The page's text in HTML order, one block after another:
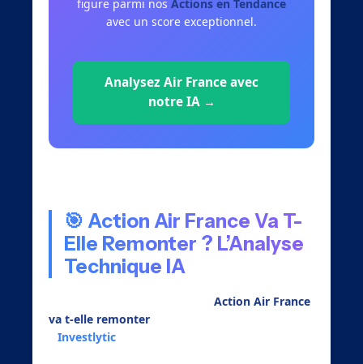
figure parmi nos Actions en Tendance
avec un score exceptionnel.
Analysez Air France avec
notre IA →
🎯 Action Air France Va T-
Elle Remonter ? L’Analyse
Technique IA
Action Air France
va t-elle remonter
Investlytic